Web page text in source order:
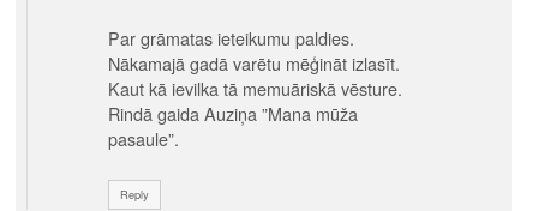
Par grāmatas ieteikumu paldies.
Nākamajā gadā varētu mēģināt izlasīt.
Kaut kā ievilka tā memuāriskā vēsture.
Rindā gaida Auziņa ”Mana mūža
pasaule”.
Reply